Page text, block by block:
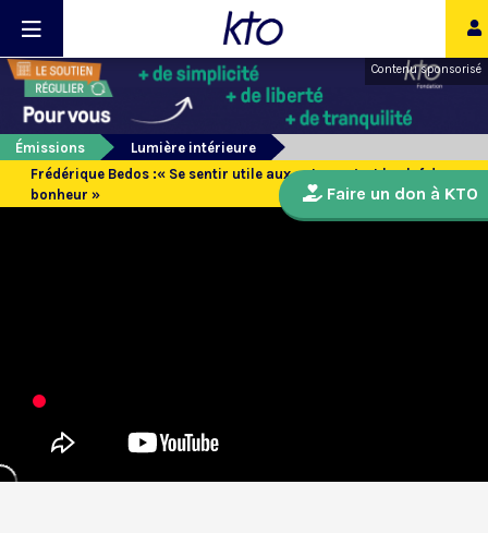
Contenu sponsorisé
Émissions
Lumière intérieure
Frédérique Bedos :« Se sentir utile aux autres, c’est la clef du
bonheur »
Faire un don à KTO